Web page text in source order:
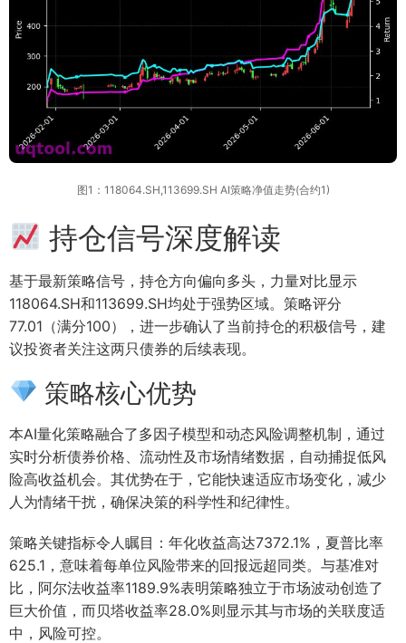
图1：118064.SH,113699.SH AI策略净值走势(合约1)
持仓信号深度解读
基于最新策略信号，持仓方向偏向多头，力量对比显示
118064.SH和113699.SH均处于强势区域。策略评分
77.01（满分100），进一步确认了当前持仓的积极信号，建
议投资者关注这两只债券的后续表现。
策略核心优势
本AI量化策略融合了多因子模型和动态风险调整机制，通过
实时分析债券价格、流动性及市场情绪数据，自动捕捉低风
险高收益机会。其优势在于，它能快速适应市场变化，减少
人为情绪干扰，确保决策的科学性和纪律性。
策略关键指标令人瞩目：年化收益高达7372.1%，夏普比率
625.1，意味着每单位风险带来的回报远超同类。与基准对
比，阿尔法收益率1189.9%表明策略独立于市场波动创造了
巨大价值，而贝塔收益率28.0%则显示其与市场的关联度适
中，风险可控。